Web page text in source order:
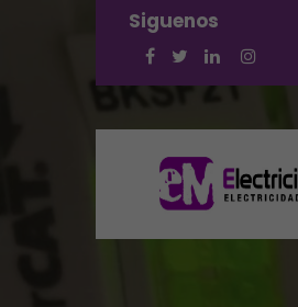
Siguenos